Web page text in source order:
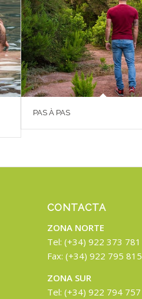
PAS À PAS
CONTACTA
ZONA NORTE
Tel: (+34) 922 373 781
Fax: (+34) 922 795 815
ZONA SUR
Tel: (+34) 922 794 757